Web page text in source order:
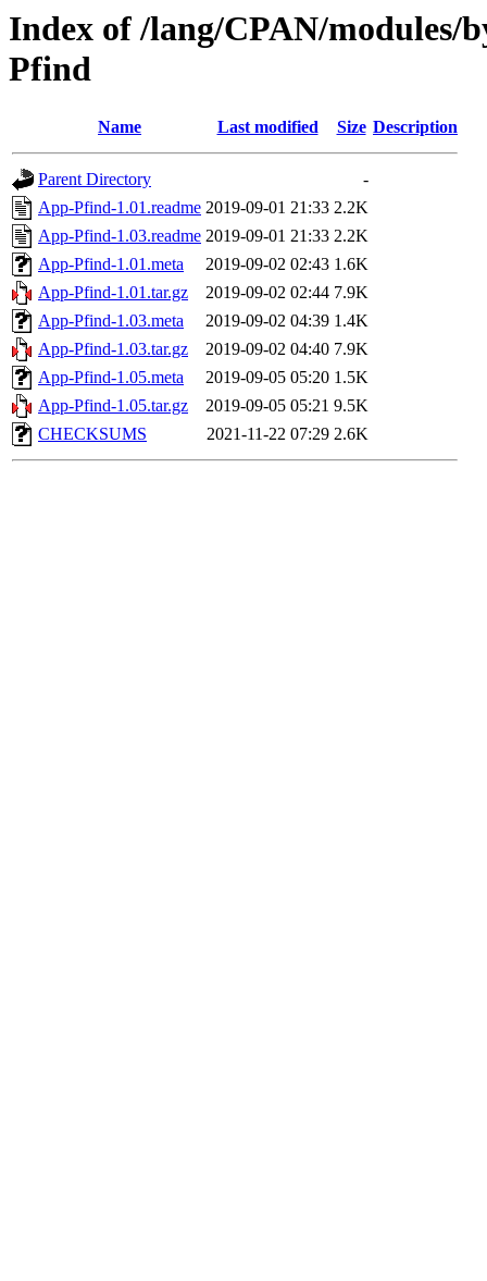
Index of /lang/CPAN/
Pfind
Name Last modified Size Description
Parent Directory
-
App-Pfind-1.01.readme 2019-09-01 21:33 2.2K
App-Pfind-1.03.readme 2019-09-01 21:33 2.2K
App-Pfind-1.01.meta
2019-09-02 02:43 1.6K
App-Pfind-1.01.tar.gz
2019-09-02 02:44 7.9K
App-Pfind-1.03.meta
2019-09-02 04:39 1.4K
App-Pfind-1.03.tar.gz
2019-09-02 04:40 7.9K
App-Pfind-1.05.meta
2019-09-05 05:20 1.5K
App-Pfind-1.05.tar.gz
2019-09-05 05:21 9.5K
CHECKSUMS
2021-11-22 07:29 2.6K